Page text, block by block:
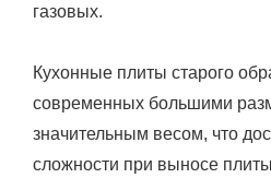
газовых.
Кухонные плиты старого
современных большими
значительным весом, что
сложности при выносе